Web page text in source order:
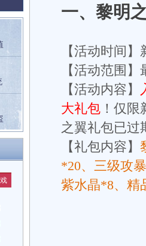
一、黎明
【活动时间
【活动范围】
【活动内容】
大礼包 ！仅
之翼礼包已过
【礼包内容】
*20、三级攻
紫水晶*8、精